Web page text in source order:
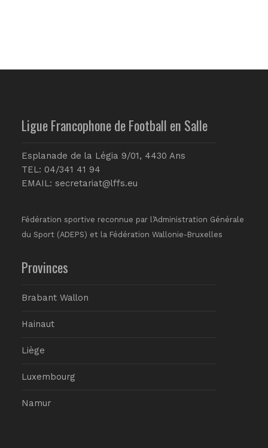
Ligue Francophone de Football en Salle
Esplanade de la Légia 9/01, 4430 Ans
TEL: 04/341 41 94
EMAIL: secretariat@lffs.eu
Fédération sportive reconnue par l’Administration Générale
du Sport (ADEPS) et la Fédération Wallonie-Bruxelles
Provinces
Brabant Wallon
Hainaut
Liège
Luxembourg
Namur